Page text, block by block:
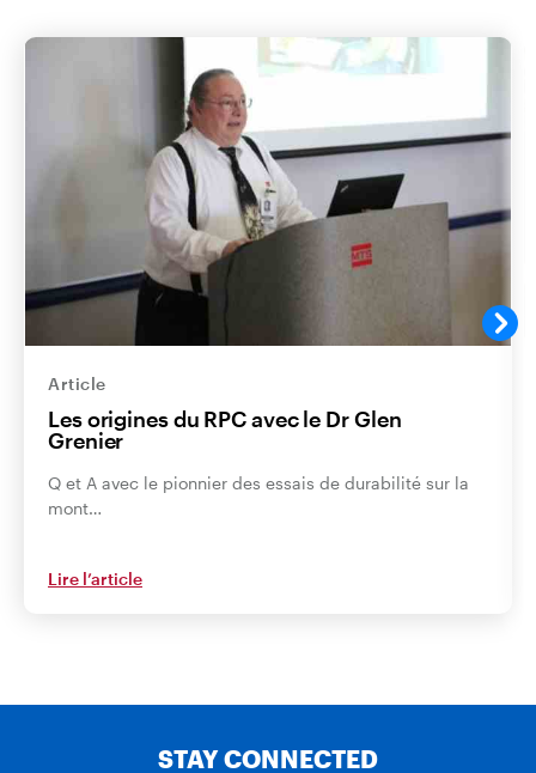
Article
Les origines du RPC avec le Dr Glen
Grenier
Q et A avec le pionnier des essais de durabilité sur la
mont…
Lire l’article
STAY CONNECTED